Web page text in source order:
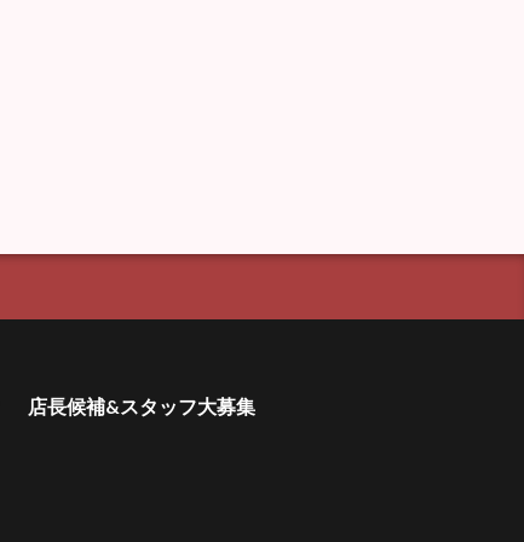
店長候補&スタッフ大募集